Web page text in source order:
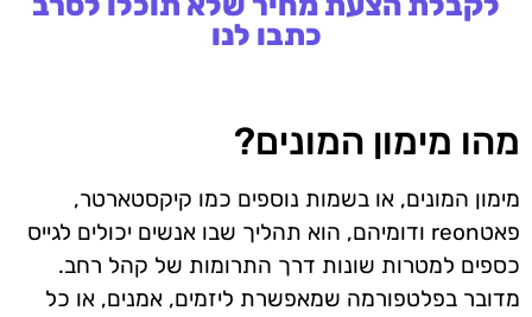
כתבו לנו
מהו מימון המונים?
מימון המונים, או בשמות נוספים כמו קיקסטארטר,
פאטreon ודומיהם, הוא תהליך שבו אנשים יכולים לגייס
כספים למטרות שונות דרך התרומות של קהל רחב.
מדובר בפלטפורמה שמאפשרת ליזמים, אמנים, או כל